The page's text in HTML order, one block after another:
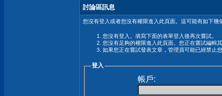
討論區訊息
您沒有登入或者您沒有權限進入此頁面。這可能有如下幾
您沒有登入。填寫下面的表單登入後再次嘗試。
您沒有足夠的權限進入此頁面。您正在嘗試編輯
如果您正在嘗試發表文章，管理員可能已經禁止
登入
帳戶: